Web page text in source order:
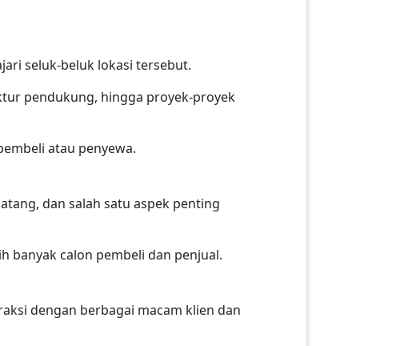
seluk-beluk lokasi tersebut.
pendukung, hingga proyek-proyek
atau penyewa.
dan salah satu aspek penting
banyak calon pembeli dan penjual.
dengan berbagai macam klien dan